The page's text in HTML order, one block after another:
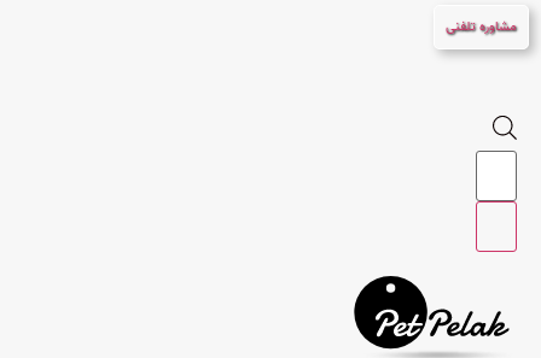
پرش
به
مشاوره تلفنی
Products